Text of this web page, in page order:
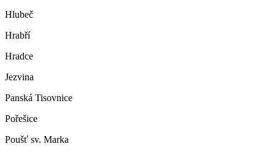
Hlubeč
Hrabří
Hradce
Jezvina
Panská Tisovnice
Pořešice
Poušť sv. Marka